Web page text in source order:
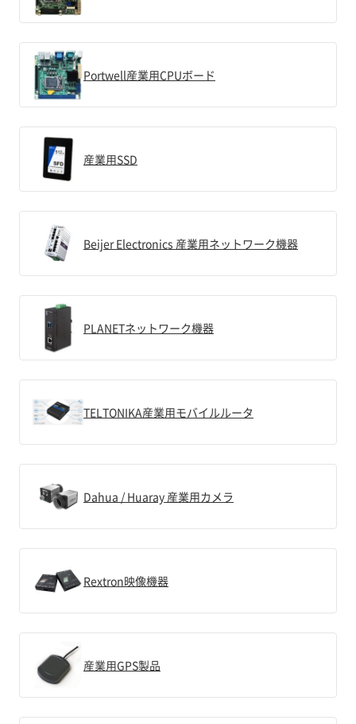
Portwell産業用CPUボード
産業用SSD
Beijer Electronics 産業用ネットワーク機器
PLANETネットワーク機器
TELTONIKA産業用モバイルルータ
Dahua / Huaray 産業用カメラ
Rextron映像機器
産業用GPS製品